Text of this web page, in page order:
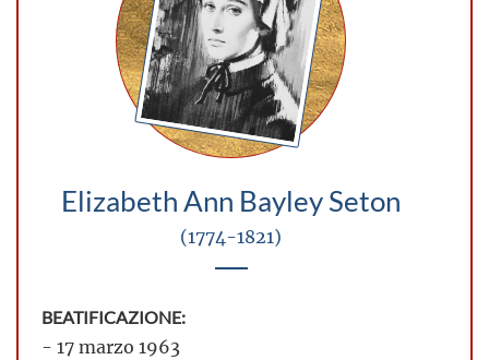
Elizabeth Ann Bayley Seton
(1774-1821)
BEATIFICAZIONE:
- 17 marzo 1963